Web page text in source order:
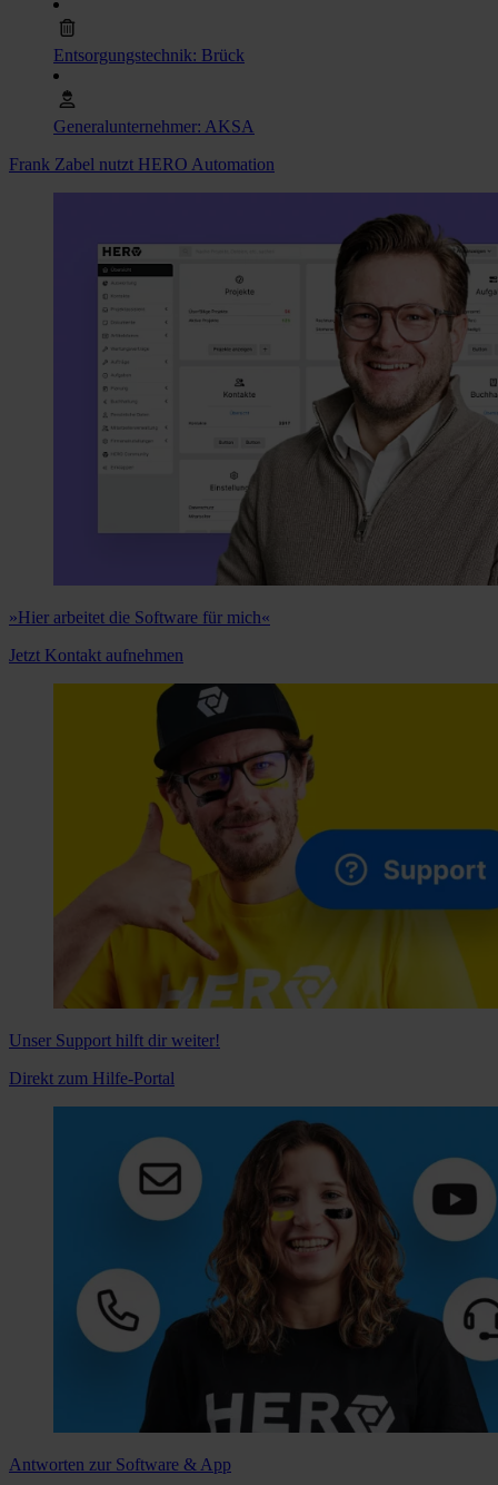
Entsorgungstechnik: Brück
Generalunternehmer: AKSA
Frank Zabel nutzt HERO Automation
»Hier arbeitet die Software für mich«
Jetzt Kontakt aufnehmen
Unser Support hilft dir weiter!
Direkt zum Hilfe-Portal
Antworten zur Software & App